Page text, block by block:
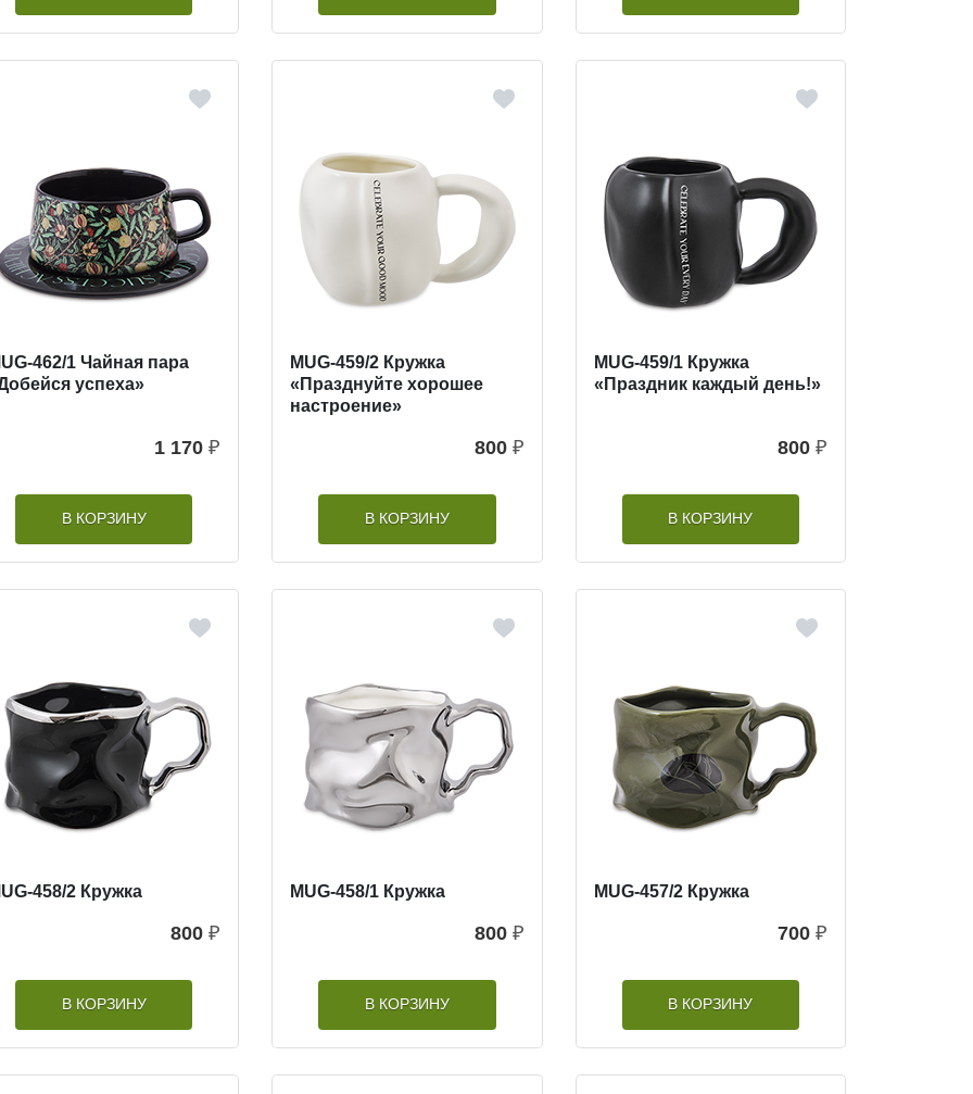
462/1 Чайная пара
успеха»
1 170 ₽
В КОРЗИНУ
MUG-459/2 Кружка
«Празднуйте хорошее
настроение»
800 ₽
В КОРЗИНУ
MUG-459/1 Кружка
«Праздник каждый день!»
800 ₽
В КОРЗИНУ
458/2 Кружка
800 ₽
В КОРЗИНУ
MUG-458/1 Кружка
800 ₽
В КОРЗИНУ
MUG-457/2 Кружка
700 ₽
В КОРЗИНУ